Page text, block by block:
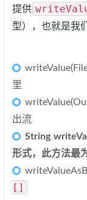
提供
型），也就是我
里
出流
String
形式，此方法最
[]